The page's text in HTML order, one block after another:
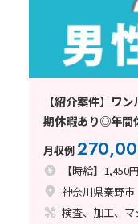
【紹介案件】ワ
期休暇あり◎年間
月収例
【時給】1,450
神奈川県秦野市
検査、加工、